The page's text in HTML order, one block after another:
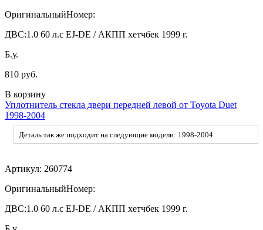
ОригинальныйНомер:
ДВС:1.0 60 л.с EJ-DE / АКПП хетчбек 1999 г.
Б.у.
810 руб.
В корзину
Уплотнитель стекла двери передней левой от Toyota Duet
1998-2004
Деталь так же подходит на следующие модели: 1998-2004
Артикул: 260774
ОригинальныйНомер:
ДВС:1.0 60 л.с EJ-DE / АКПП хетчбек 1999 г.